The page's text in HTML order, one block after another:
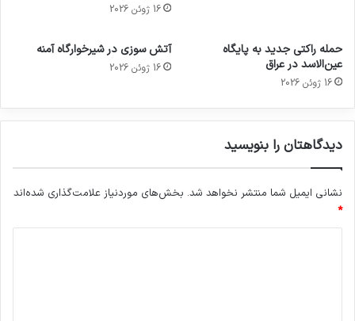
16 ژوئن 2026
حمله راکتی جدید به پایگاه
عین‌الاسد در عراق
16 ژوئن 2026
آتش سوزی در شیرخوارگاه آمنه
16 ژوئن 2026
دیدگاهتان را بنویسید
نشانی ایمیل شما منتشر نخواهد شد. بخش‌های موردنیاز علامت‌گذاری شده‌اند
*